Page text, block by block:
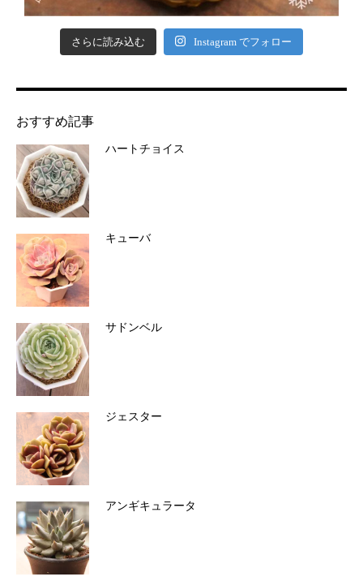
さらに読み込む Instagram でフォロー
おすすめ記事
ハートチョイス
キューバ
サドンベル
ジェスター
アンギキュラータ